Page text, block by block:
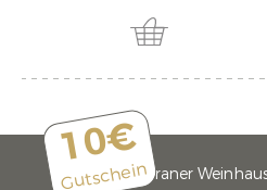
10€
GutscheinMeraner